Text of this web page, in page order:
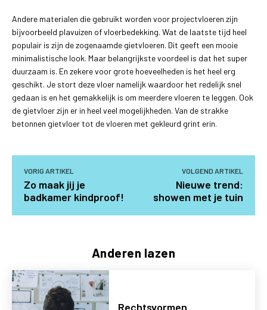
Anderen lazen
Rechtsvormen
Andere materialen die gebruikt worden voor projectvloeren zijn
bijvoorbeeld plavuizen of vloerbedekking. Wat de laatste tijd heel
populair is zijn de zogenaamde gietvloeren. Dit geeft een mooie
minimalistische look. Maar belangrijkste voordeel is dat het super
duurzaam is. En zekere voor grote hoeveelheden is het heel erg
geschikt. Je stort deze vloer namelijk waardoor het redelijk snel
gedaan is en het gemakkelijk is om meerdere vloeren te leggen. Ook
de gietvloer zijn er in heel veel mogelijkheden. Van de strakke
betonnen gietvloer tot de vloeren met gekleurd grint erin.
VORIG ARTIKEL
Zo maak jij je
badkamer kindproof!
VOLGEND ARTIKEL
Nieuwe trend:
showen met je tuin